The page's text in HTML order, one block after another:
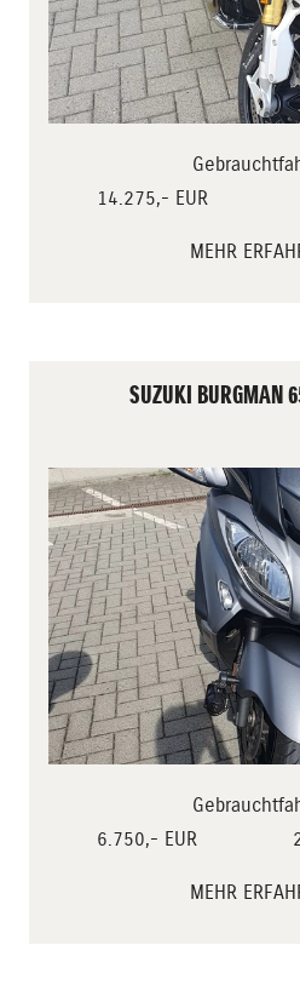
14.275,- EUR
MEHR
SUZUKI BURGMAN
6.750,- EUR
MEHR